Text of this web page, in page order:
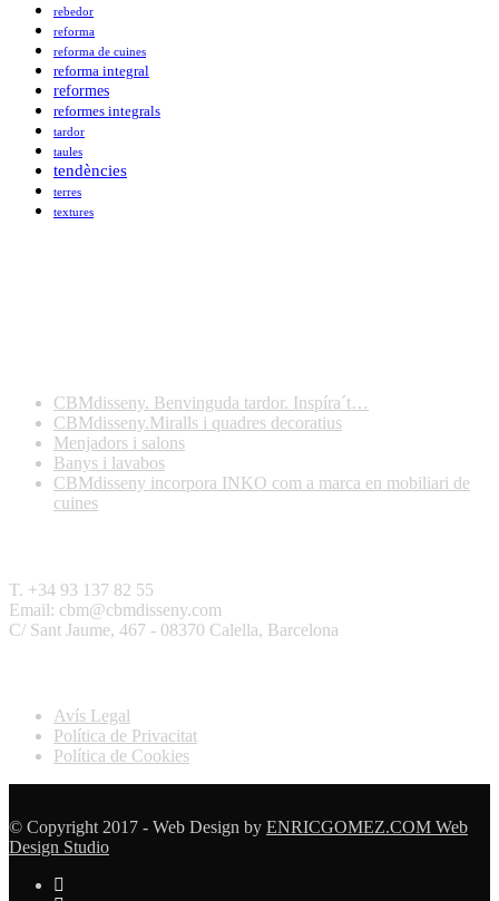
rebedor
reforma
reforma de cuines
reforma integral
reformes
reformes integrals
tardor
taules
tendències
terres
textures
CBMdisseny. Benvinguda tardor. Inspíra´t…
CBMdisseny.Miralls i quadres decoratius
Menjadors i salons
Banys i lavabos
CBMdisseny incorpora INKO com a marca en mobiliari de
cuines
T. +34 93 137 82 55
Email: cbm@cbmdisseny.com
C/ Sant Jaume, 467 - 08370 Calella, Barcelona
Avís Legal
Política de Privacitat
Política de Cookies
© Copyright 2017 - Web Design by ENRICGOMEZ.COM Web
Design Studio